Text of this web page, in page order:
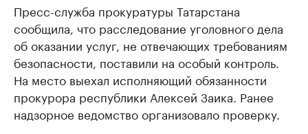
Пресс-служба прокуратуры Татарстана
сообщила, что расследование уголовного дела
об оказании услуг, не отвечающих требованиям
безопасности, поставили на особый контроль.
На место выехал исполняющий обязанности
прокурора республики Алексей Заика. Ранее
надзорное ведомство организовало проверку.